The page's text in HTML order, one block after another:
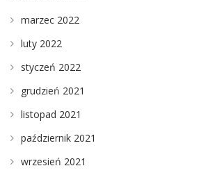
marzec 2022
luty 2022
styczeń 2022
grudzień 2021
listopad 2021
październik 2021
wrzesień 2021